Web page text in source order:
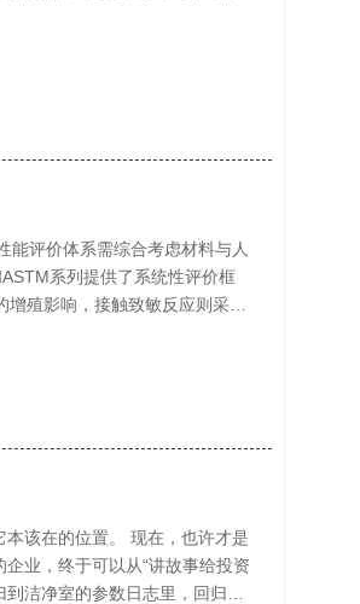
能评价体系需综合考虑材料与人
系列提供了系统性评价框
殖影响，接触致敏反应则采用
需满足ISO规定的接触时间及
骨植入）进行6-12个月的组织
粗糙度低于2μm且带有纳米级
试需采用三点弯曲法对
控制在5-30GPa以匹配松质骨
应不低于4MPa·m1/2。弹性模
60%）或与聚合物复合的方式
该在的位置。 现在，也许才是
业，终于可以从“讲故事给投资
洁净室的参数日志里，回归到